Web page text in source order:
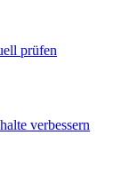
prüfen
verbessern